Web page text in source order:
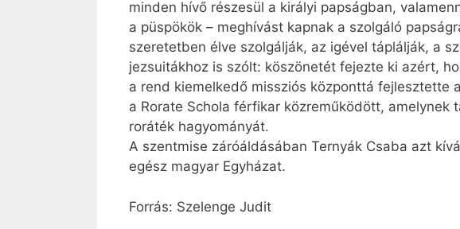
minden hívő részesül a királyi papságban,
a püspökök – meghívást kapnak a szolgáló
szeretetben élve szolgálják, az igével táplálják, a
jezsuitákhoz is szólt: köszönetét fejezte ki azért,
a rend kiemelkedő missziós központtá fejlesztette
a Rorate Schola férfikar közreműködött, amelynek
roráték hagyományát.
A szentmise záróáldásában Ter­nyák Csaba azt
egész magyar Egyházat.
Forrás: Szelenge Judit